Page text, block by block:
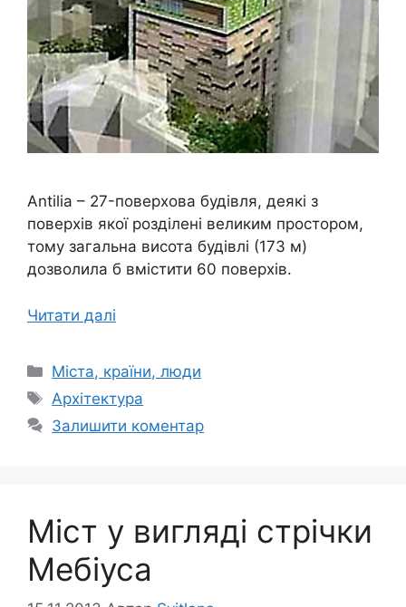
Antilia – 27-поверхова будівля, деякі з
поверхів якої розділені великим простором,
тому загальна висота будівлі (173 м)
дозволила б вмістити 60 поверхів.
Читати далі
Категорії
Міста, країни, люди
Позначки
Архітектура
Залишити коментар
Міст у вигляді стрічки
Мебіуса